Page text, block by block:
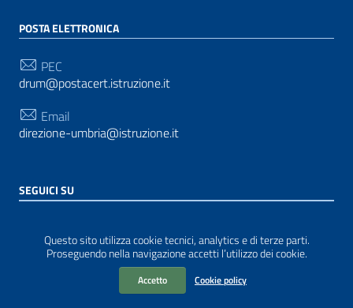
Questo sito utilizza cookie tecnici, analytics e di terze parti.
Proseguendo nella navigazione accetti l’utilizzo dei cookie.
Accetto Cookie policy
POSTA ELETTRONICA
PEC
drum@postacert.istruzione.it
Email
direzione-umbria@istruzione.it
SEGUICI SU
WordPress
|Tema grafico ItaliaWP2
| Basato sul
Prototipo per siti PA di AgID